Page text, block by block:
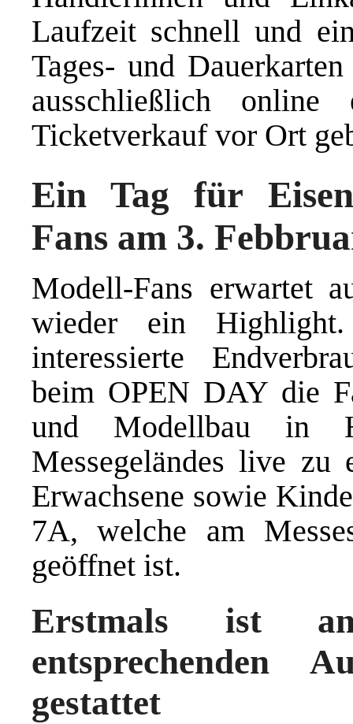
Laufzeit schnell und
Tages- und
ausschließlich
Ticketverkauf vor Ort
Ein Tag für
Fans am 3.
Modell-Fans erwartet
wieder ein Highlight.
interessierte
beim OPEN DAY die
und Modellbau in
Messegeländes live zu
Erwachsene sowie
7A, welche am
geöffnet ist.
Erstmals ist
entsprechenden
gestattet